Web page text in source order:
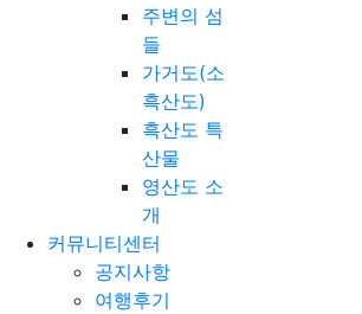
주변의 섬
들
가거도(소
흑산도)
흑산도 특
산물
영산도 소
개
커뮤니티센터
공지사항
여행후기